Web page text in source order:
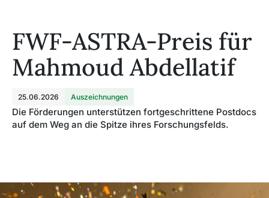
FWF-ASTRA-Preis für
Mahmoud Abdellatif
25.06.2026 Auszeichnungen
Die Förderungen unterstützen fortgeschrittene Postdocs
auf dem Weg an die Spitze ihres Forschungsfelds.